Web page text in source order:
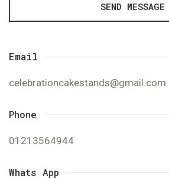
SEND MESSAGE
Email
celebrationcakestands@gmail.com
Phone
01213564944
Whats App